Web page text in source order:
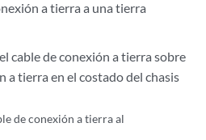
a tierra a una tierra
cable de conexión a tierra sobre
a tierra en el costado del chasis
de conexión a tierra al